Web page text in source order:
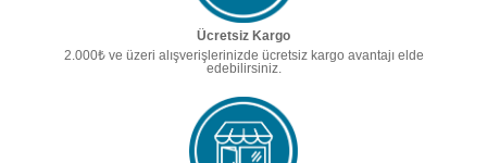
Ücretsiz Kargo
2.000₺ ve üzeri alışverişlerinizde ücretsiz kargo avantajı elde
edebilirsiniz.